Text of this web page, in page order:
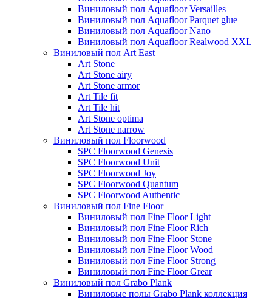
Виниловый пол Aquafloor Versailles
Виниловый пол Aquafloor Parquet glue
Виниловый пол Aquafloor Nano
Виниловый пол Aquafloor Realwood XXL
Виниловый пол Art East
Art Stone
Art Stone airy
Art Stone armor
Art Tile fit
Art Tile hit
Art Stone optima
Art Stone narrow
Виниловый пол Floorwood
SPC Floorwood Genesis
SPC Floorwood Unit
SPC Floorwood Joy
SPC Floorwood Quantum
SPC Floorwood Authentic
Виниловый пол Fine Floor
Виниловый пол Fine Floor Light
Виниловый пол Fine Floor Rich
Виниловый пол Fine Floor Stone
Виниловый пол Fine Floor Wood
Виниловый пол Fine Floor Strong
Виниловый пол Fine Floor Grear
Виниловый пол Grabo Plank
Виниловые полы Grabo Plank коллекция